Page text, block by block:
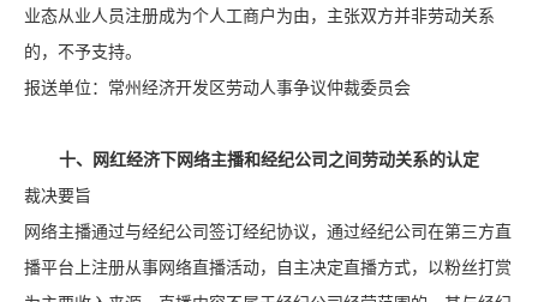
业态从业人员注册成为个人工商户为由，主张双方并非劳动关系
的，不予支持。
报送单位：常州经济开发区劳动人事争议仲裁委员会
十、网红经济下网络主播和经纪公司之间劳动关系的认定
裁决要旨
网络主播通过与经纪公司签订经纪协议，通过经纪公司在第三方直
播平台上注册从事网络直播活动，自主决定直播方式，以粉丝打赏